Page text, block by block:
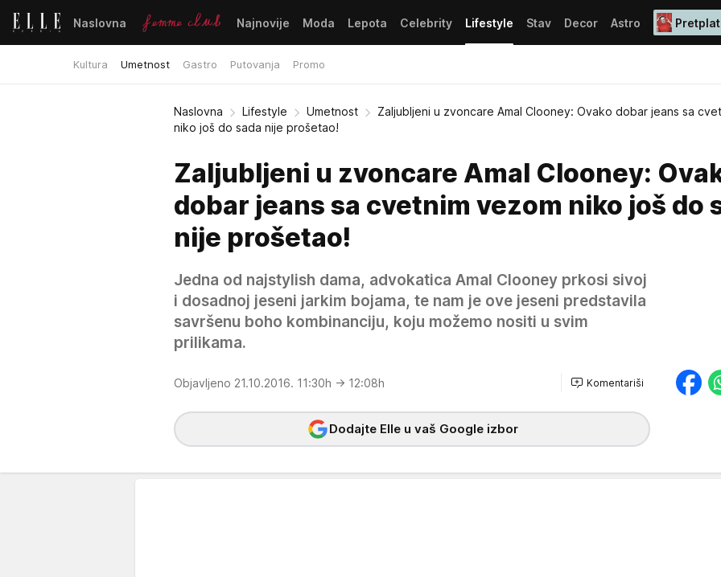
Naslovna Najnovije Moda Lepota Celebrity Lifestyle
Kultura Umetnost Gastro Putovanja Promo
Stav Decor Astro
Naslovna Lifestyle Umetnost
Zaljubljeni u zvoncare Amal Clooney: Ovako dobar jeans sa
niko još do sada nije prošetao!
Zaljubljeni u zvoncare Amal Clooney:
dobar jeans sa cvetnim vezom niko još do
nije prošetao!
Jedna od najstylish dama, advokatica Amal Clooney prkosi sivoj
i dosadnoj jeseni jarkim bojama, te nam je ove jeseni predstavila
savršenu boho kombinanciju, koju možemo nositi u svim
prilikama.
Objavljeno 21.10.2016. 11:30h → 12:08h Komentariši
Dodajte Elle u vaš Google izbor